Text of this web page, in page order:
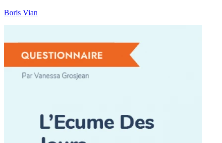
Boris Vian